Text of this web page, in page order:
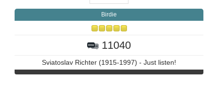
Birdie
11040
Sviatoslav Richter (1915-1997) - Just listen!